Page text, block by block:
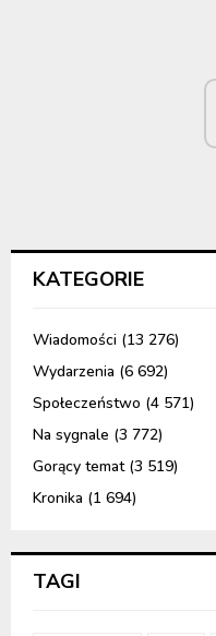
KATEGORIE
Wiadomości (13 276)
Wydarzenia (6 692)
Społeczeństwo (4 571)
Na sygnale (3 772)
Gorący temat(3 519)
Kronika (1 694)
TAGI